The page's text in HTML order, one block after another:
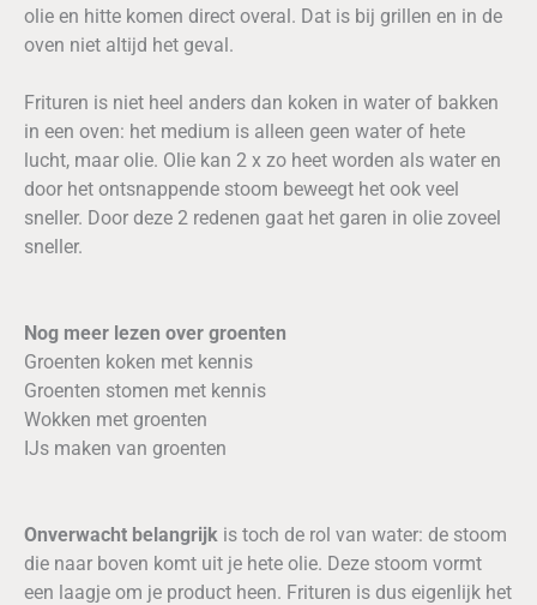
olie en hitte komen direct overal. Dat is bij grillen en in de
oven niet altijd het geval.
Frituren is niet heel anders dan koken in water of bakken
in een oven: het medium is alleen geen water of hete
lucht, maar olie. Olie kan 2 x zo heet worden als water en
door het ontsnappende stoom beweegt het ook veel
sneller. Door deze 2 redenen gaat het garen in olie zoveel
sneller.
Nog meer lezen over groenten
Groenten koken met kennis
Groenten stomen met kennis
Wokken met groenten
IJs maken van groenten
Onverwacht belangrijk is toch de rol van water: de stoom
die naar boven komt uit je hete olie. Deze stoom vormt
een laagje om je product heen. Frituren is dus eigenlijk het